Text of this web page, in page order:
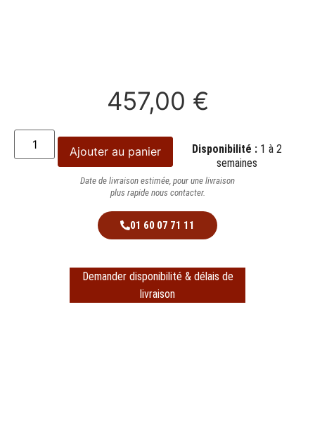
457,00 €
Ajouter au panier Disponibilité : 1 à 2
semaines
Date de livraison estimée, pour une livraison
plus rapide nous contacter.
01 60 07 71 11
Demander disponibilité & délais de
livraison